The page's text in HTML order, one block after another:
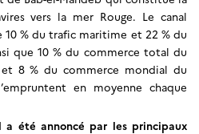
vers la mer Rouge. Le canal
10 % du trafic maritime et 22 % du
que 10 % du commerce total du
8 % du commerce mondial du
en moyenne chaque
a été annoncé par les principaux